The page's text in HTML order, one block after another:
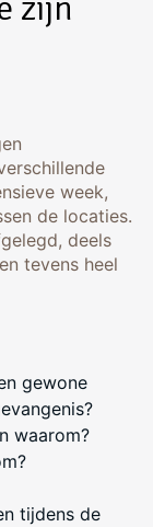
week,
de locaties.
deels
tevens heel
gewone
waarom?
tijdens de